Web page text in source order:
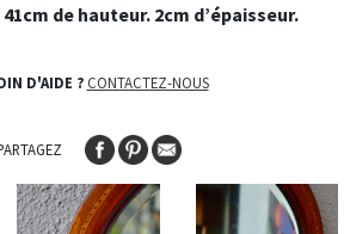
de hauteur. 2cm d’épaisseur.
D'AIDE ? CONTACTEZ-NOUS